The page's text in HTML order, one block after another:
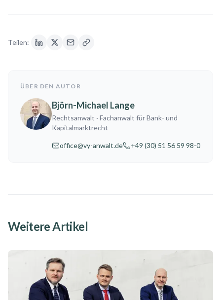
Teilen:
ÜBER DEN AUTOR
Björn-Michael Lange
Rechtsanwalt · Fachanwalt für Bank- und
Kapitalmarktrecht
office@vy-anwalt.de +49 (30) 51 56 59 98-0
Weitere Artikel